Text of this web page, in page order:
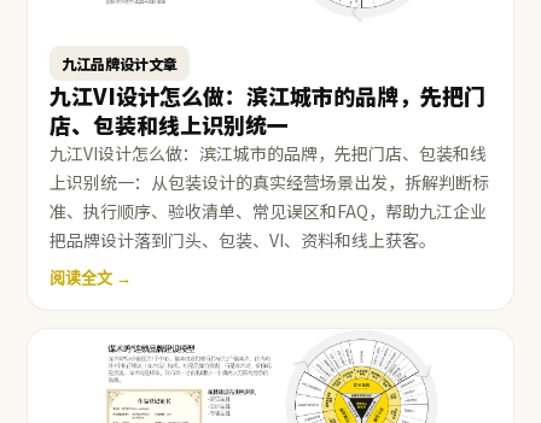
九江品牌设计文章
九江VI设计怎么做：滨江城市的品牌，先把门
店、包装和线上识别统一
九江VI设计怎么做：滨江城市的品牌，先把门店、包装和线
上识别统一：从包装设计的真实经营场景出发，拆解判断标
准、执行顺序、验收清单、常见误区和FAQ，帮助九江企业
把品牌设计落到门头、包装、VI、资料和线上获客。
阅读全文 →